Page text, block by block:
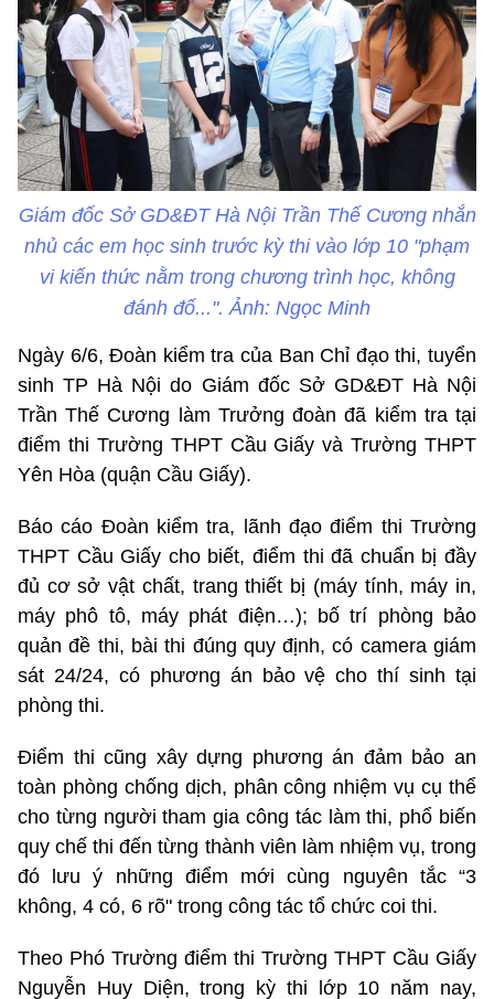
Giám đốc Sở GD&ĐT Hà Nội Trần Thế Cương nhắn
nhủ các em học sinh trước kỳ thi vào lớp 10 "phạm
vi kiến thức nằm trong chương trình học, không
đánh đố...". Ảnh: Ngọc Minh
Ngày 6/6, Đoàn kiểm tra của Ban Chỉ đạo thi, tuyển
sinh TP Hà Nội do Giám đốc Sở GD&ĐT Hà Nội
Trần Thế Cương làm Trưởng đoàn đã kiểm tra tại
điểm thi Trường THPT Cầu Giấy và Trường THPT
Yên Hòa (quận Cầu Giấy).
Báo cáo Đoàn kiểm tra, lãnh đạo điểm thi Trường
THPT Cầu Giấy cho biết, điểm thi đã chuẩn bị đầy
đủ cơ sở vật chất, trang thiết bị (máy tính, máy in,
máy phô tô, máy phát điện…); bố trí phòng bảo
quản đề thi, bài thi đúng quy định, có camera giám
sát 24/24, có phương án bảo vệ cho thí sinh tại
phòng thi.
Điểm thi cũng xây dựng phương án đảm bảo an
toàn phòng chống dịch, phân công nhiệm vụ cụ thể
cho từng người tham gia công tác làm thi, phổ biến
quy chế thi đến từng thành viên làm nhiệm vụ, trong
đó lưu ý những điểm mới cùng nguyên tắc “3
không, 4 có, 6 rõ" trong công tác tổ chức coi thi.
Theo Phó Trường điểm thi Trường THPT Cầu Giấy
Nguyễn Huy Diện, trong kỳ thi lớp 10 năm nay,